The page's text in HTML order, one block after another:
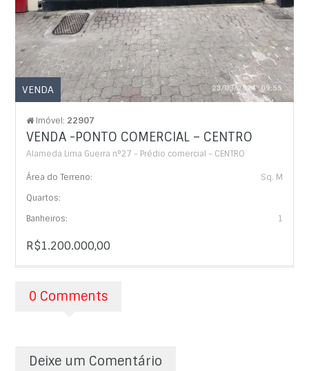
VENDA
Imóvel: 22907
VENDA -PONTO COMERCIAL – CENTRO
Alameda Lima Guerra n°27 - Prédio comercial - CENTRO
Área do Terreno:
Sq. M
Quartos:
Banheiros:
1
R$1.200.000,00
0 Comments
Deixe um Comentário